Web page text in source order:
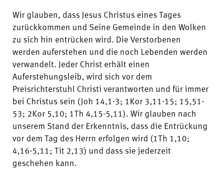
Wir glauben, dass Jesus Christus eines Tages
zurückkommen und Seine Gemeinde in den Wolken
zu sich hin entrücken wird. Die Verstorbenen
werden auferstehen und die noch Lebenden werden
verwandelt. Jeder Christ erhält einen
Auferstehungsleib, wird sich vor dem
Preisrichterstuhl Christi verantworten und für immer
bei Christus sein (Joh 14,1-3; 1Kor 3,11-15; 15,51-
53; 2Kor 5,10; 1Th 4,15-5,11). Wir glauben nach
unserem Stand der Erkenntnis, dass die Entrückung
vor dem Tag des Herrn erfolgen wird (1Th 1,10;
4,16-5,11; Tit 2,13) und dass sie jederzeit
geschehen kann.